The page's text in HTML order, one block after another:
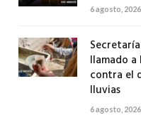
6 agosto, 2026
llamado
contra el
lluvias
6 agosto, 2026